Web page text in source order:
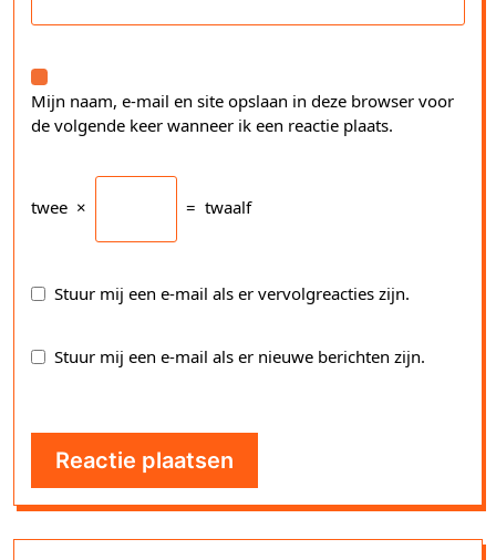
Mijn naam, e-mail en site opslaan in deze browser voor
de volgende keer wanneer ik een reactie plaats.
twee × = twaalf
Stuur mij een e-mail als er vervolgreacties zijn.
Stuur mij een e-mail als er nieuwe berichten zijn.